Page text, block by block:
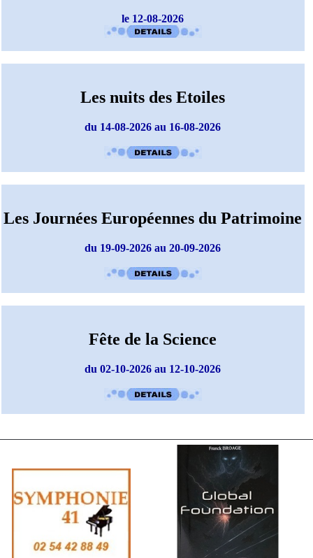
le 12-08-2026
Les nuits des Etoiles
du 14-08-2026 au 16-08-2026
Les Journées Européennes du Patrimoine
du 19-09-2026 au 20-09-2026
Fête de la Science
du 02-10-2026 au 12-10-2026